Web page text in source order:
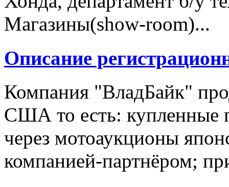
Магазины(show-room)...
Описание
Компания "ВладБайк"
США то есть: купленные
через мотоаукционы
компанией-партнёром;